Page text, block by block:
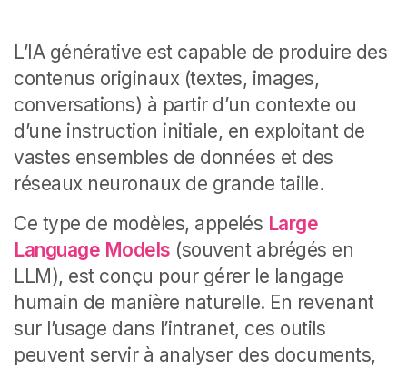
L’IA générative est capable de produire des
contenus originaux (textes, images,
conversations) à partir d’un contexte ou
d’une instruction initiale, en exploitant de
vastes ensembles de données et des
réseaux neuronaux de grande taille.
Ce type de modèles, appelés Large
Language Models (souvent abrégés en
LLM), est conçu pour gérer le langage
humain de manière naturelle. En revenant
sur l’usage dans l’intranet, ces outils
peuvent servir à analyser des documents,